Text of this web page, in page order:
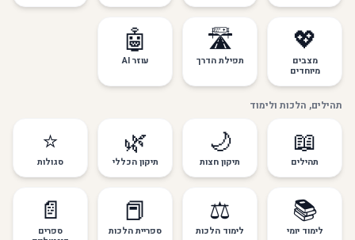
💖
מצבים
מיוחדים
🛣️
תפילת הדרך
🤖
עוזר AI
תהילים, הלכות ולימוד
📖
תהילים
🌙
תיקון חצות
🌿
תיקון הכללי
⭐
סגולות
📚
לימוד יומי
⚖️
לימוד הלכות
📕
ספריית הלכות
📄
ספרים